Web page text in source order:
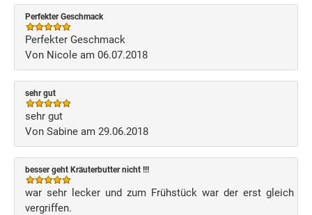
Perfekter Geschmack
Perfekter Geschmack
Von Nicole am 06.07.2018
sehr gut
sehr gut
Von Sabine am 29.06.2018
besser geht Kräuterbutter nicht !!!
war sehr lecker und zum Frühstück war der erst gleich
vergriffen.